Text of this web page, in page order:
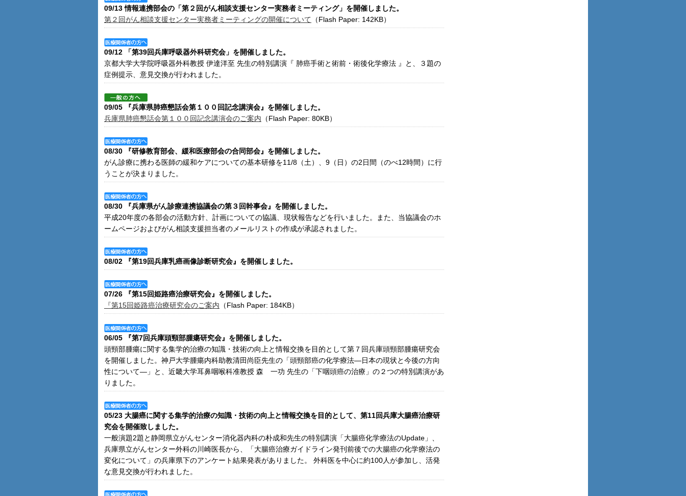
09/13 情報連携部会の「第２回がん相談支援センター実務者ミーティング」を開催しました。
第２回がん相談支援センター実務者ミーティングの開催について （Flash Paper: 142KB）
09/12 「第39回兵庫呼吸器外科研究会」を開催しました。
京都大学大学院呼吸器外科教授 伊達洋至 先生の特別講演『 肺癌手術と術前・術後化学療法 』と、３題の
症例提示、意見交換が行われました。
09/05 『兵庫県肺癌懇話会第１００回記念講演会』を開催しました。
兵庫県肺癌懇話会第１００回記念講演会のご案内 （Flash Paper: 80KB）
08/30 『研修教育部会、緩和医療部会の合同部会』を開催しました。
がん診療に携わる医師の緩和ケアについての基本研修を11/8（土）、9（日）の2日間（のべ12時間）に行
うことが決まりました。
08/30 『兵庫県がん診療連携協議会の第３回幹事会』を開催しました。
平成20年度の各部会の活動方針、計画についての協議、現状報告などを行いました。また、当協議会のホ
ームページおよびがん相談支援担当者のメールリストの作成が承認されました。
08/02 『第19回兵庫乳癌画像診断研究会』を開催しました。
07/26 『第15回姫路癌治療研究会』を開催しました。
『第15回姫路癌治療研究会のご案内 （Flash Paper: 184KB）
06/05 『第7回兵庫頭頸部腫瘍研究会』を開催しました。
頭頸部腫瘍に関する集学的治療の知識・技術の向上と情報交換を目的として第７回兵庫頭頸部腫瘍研究会
を開催しました。神戸大学腫瘍内科助教清田尚臣先生の「頭頸部癌の化学療法―日本の現状と今後の方向
性について―」と、近畿大学耳鼻咽喉科准教授 森 一功 先生の「下咽頭癌の治療」の２つの特別講演があ
りました。
05/23 大腸癌に関する集学的治療の知識・技術の向上と情報交換を目的として、第11回兵庫大腸癌治療研
究会を開催致しました。
一般演題2題と静岡県立がんセンター消化器内科の朴成和先生の特別講演「大腸癌化学療法のUpdate」、
兵庫県立がんセンター外科の川崎医長から、「大腸癌治療ガイドライン発刊前後での大腸癌の化学療法の
変化について」の兵庫県下のアンケート結果発表がありました。 外科医を中心に約100人が参加し、活発
な意見交換が行われました。